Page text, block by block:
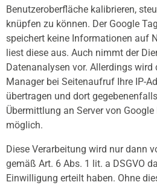
Benutzeroberfläche kalibrieren,
knüpfen zu können. Der Google
speichert keine Informationen auf
liest diese aus. Auch nimmt der
Datenanalysen vor. Allerdings wird
Manager bei Seitenaufruf Ihre IP-
übertragen und dort
Übermittlung an Server von Google
möglich.
Diese Verarbeitung wird nur dann
gemäß Art. 6 Abs. 1 lit. a DSGVO
Einwilligung erteilt haben. Ohne